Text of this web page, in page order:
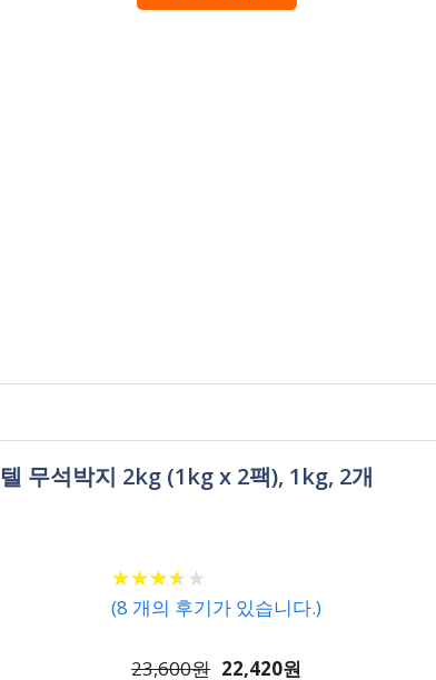
무석박지 2kg (1kg x 2팩), 1kg, 2개
★★★★ ★
★★★★ ★
(8 개의 후기가 있습니다.)
23,600원 22,420원